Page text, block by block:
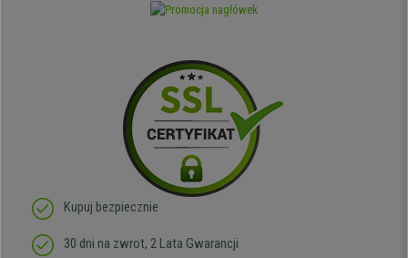
Kupuj bezpiecznie
30 dni na zwrot, 2 Lata Gwarancji